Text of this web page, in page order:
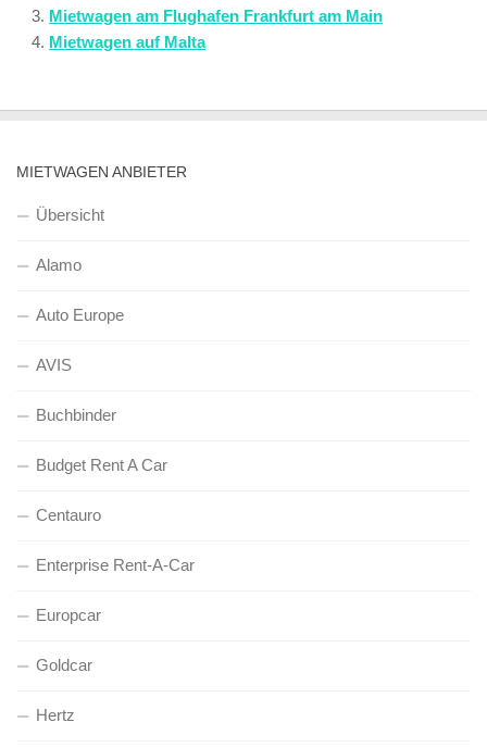
Mietwagen am Flughafen Frankfurt am Main
Mietwagen auf Malta
MIETWAGEN ANBIETER
Übersicht
Alamo
Auto Europe
AVIS
Buchbinder
Budget Rent A Car
Centauro
Enterprise Rent-A-Car
Europcar
Goldcar
Hertz